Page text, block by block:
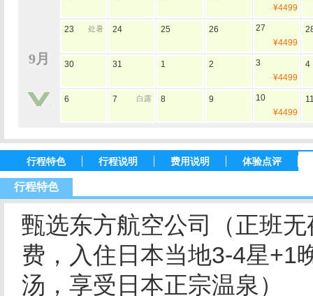
9月
¥4499
23 处暑 24 25 26
27
¥4499
30 31 1 2
3
¥4499
4
6 7 白露 8 9
10
¥4499
行程特色 行程说明 费用说明 体验点评
行程特色
甄选东方航空公司（正班
费，入住日本当地3-4星+1
汤，享受日本正宗温泉）